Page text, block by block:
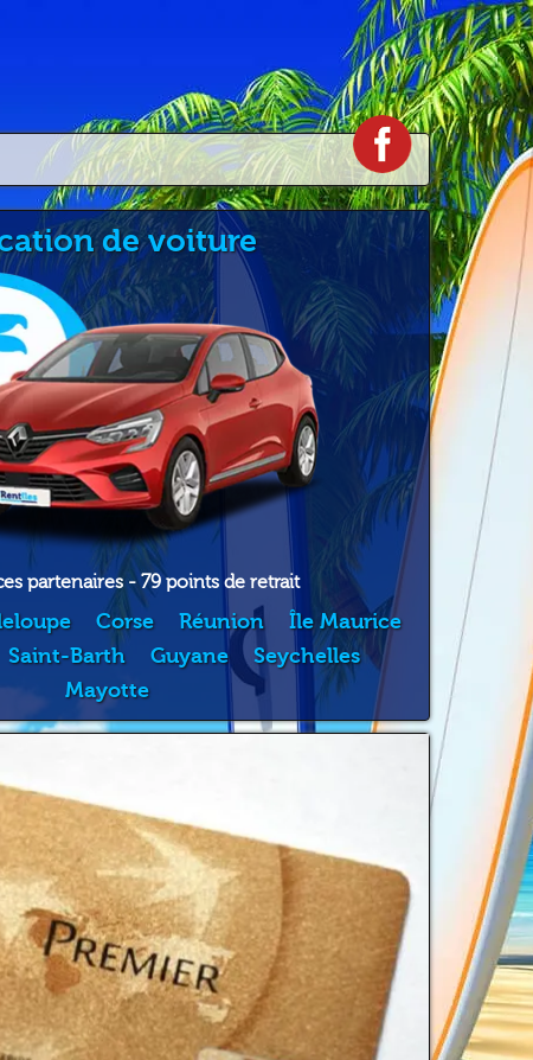
de voiture
partenaires - 79 points de retrait
Corse Réunion
Île Maurice
Saint-Barth Guyane
Seychelles
Mayotte